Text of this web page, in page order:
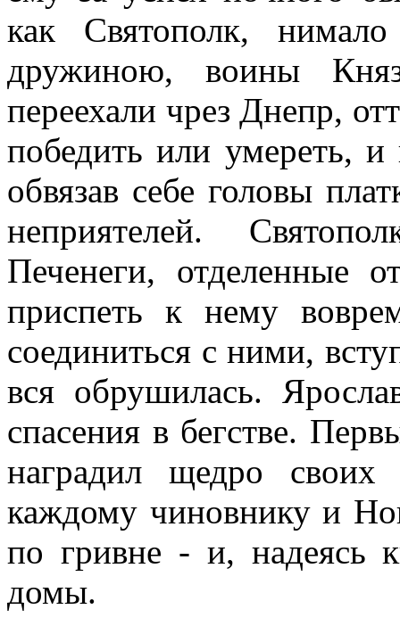
как Святополк,
дружиною, воины
переехали чрез Днепр,
победить или умереть,
обвязав себе головы
неприятелей.
Печенеги, отделенные
приспеть к нему
соединиться с ними,
вся обрушилась.
спасения в бегстве.
наградил щедро
каждому чиновнику и
по гривне - и, надеясь
домы.